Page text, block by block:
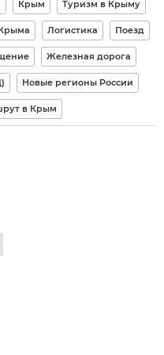
Крым Туризм в Крыму
Логистика Поезд
Железная дорога
Новые регионы России
в Крым